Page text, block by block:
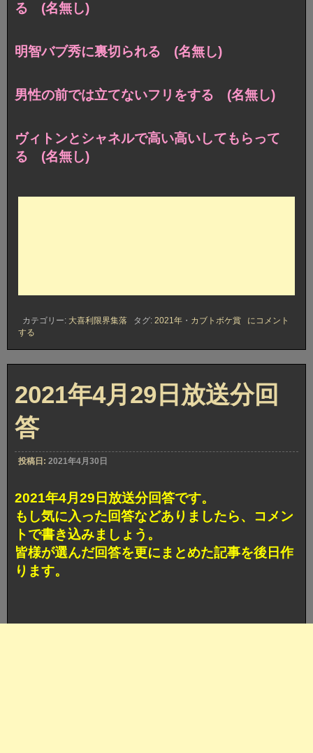
る (名無し)
明智バブ秀に裏切られる (名無し)
男性の前では立てないフリをする (名無し)
ヴィトンとシャネルで高い高いしてもらって
る (名無し)
カテゴリー: 大喜利限界集落 タグ: 2021年 ・ カブトボケ賞
2021
月
29
放
送
分
にコメント
する
2021年4月29日放送分回
答
投稿日: 2021年4月30日
2021年4月29日放送分回答です。
もし気に入った回答などありましたら、コメン
トで書き込みましょう。
皆様が選んだ回答を更にまとめた記事を後日作
ります。